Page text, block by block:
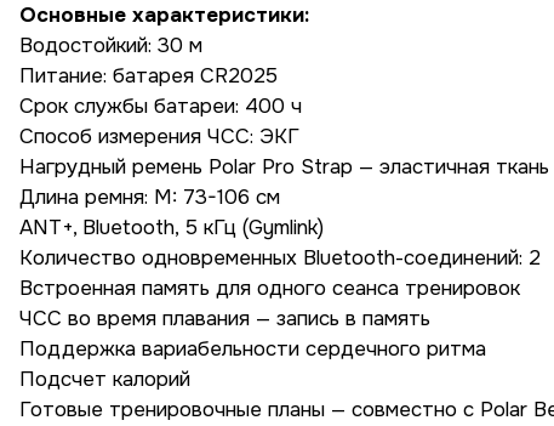
Основные характеристики:
Водостойкий: 30 м
Питание: батарея CR2025
Срок службы батареи: 400 ч
Способ измерения ЧСС: ЭКГ
Нагрудный ремень Polar Pro Strap — эластичная
Длина ремня: M: 73-106 см
ANT+, Bluetooth, 5 кГц (Gymlink)
Количество одновременных Bluetooth-соединений: 2
Встроенная память для одного сеанса тренировок
ЧСС во время плавания — запись в память
Поддержка вариабельности сердечного ритма
Подсчет калорий
Готовые тренировочные планы — совместно с Polar